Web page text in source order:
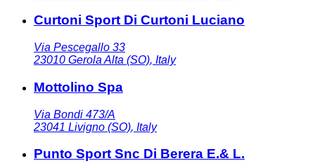
Curtoni Sport Di Curtoni Luciano
Via Pescegallo 33
23010 Gerola Alta (SO), Italy
Mottolino Spa
Via Bondi 473/A
23041 Livigno (SO), Italy
Punto Sport Snc Di Berera E.& L.